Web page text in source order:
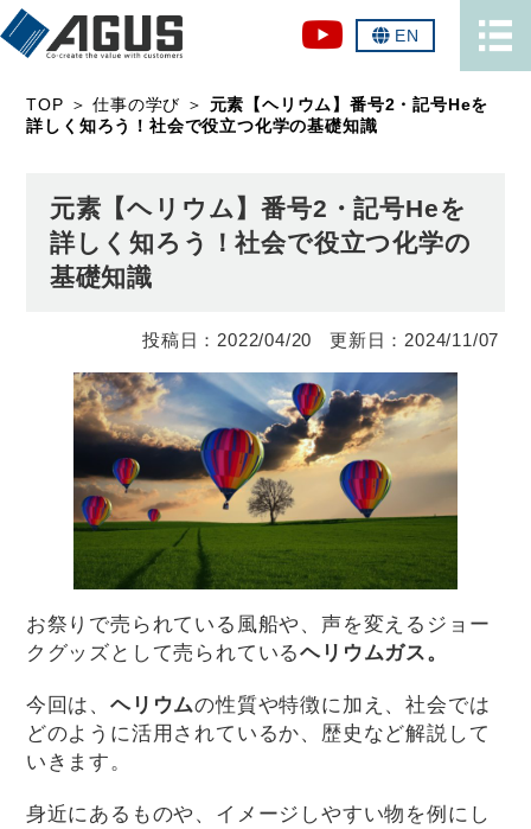
EN
TOP ＞仕事の学び ＞ 元素【ヘリウム】番号2・記号Heを
詳しく知ろう！社会で役立つ化学の基礎知識
元素【ヘリウム】番号2・記号Heを
詳しく知ろう！社会で役立つ化学の
基礎知識
2022/04/20 2024/11/07
お祭りで売られている風船や、声を変えるジョー
クグッズとして売られているヘリウムガス。
今回は、ヘリウムの性質や特徴に加え、社会では
どのように活用されているか、歴史など解説して
いきます。
身近にあるものや、イメージしやすい物を例にし